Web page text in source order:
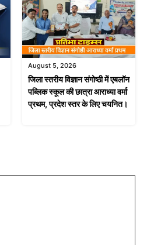
August 5, 2026
जिला स्तरीय विज्ञान संगोष्ठी में एबलॉन
पब्लिक स्कूल की छात्रा आराध्या वर्मा
प्रथम, प्रदेश स्तर के लिए चयनित।